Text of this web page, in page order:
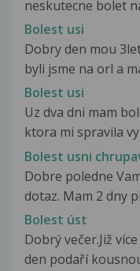
neskutecne bolet
Bolest usi
Dobry den mou
byli jsme na orl a
Bolest usi
Uz dva dni mam
ktora mi spravila
Bolest usni
Dobre poledne
dotaz. Mam 2 dny
Bolest úst
Dobrý večer.Již
den podaří